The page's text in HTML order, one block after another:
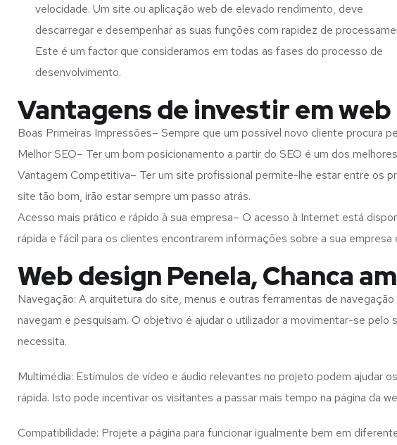
velocidade. Um site ou aplicação web de elevado rendimento, deve
descarregar e desempenhar as suas funções com rapidez de
Este é um factor que consideramos em todas as fases do processo de
desenvolvimento.
Vantagens de investir em web
Boas Primeiras Impressões– Sempre que um possível novo cliente procura
Melhor SEO– Ter um bom posicionamento a partir do SEO é um dos
Vantagem Competitiva– Ter um site profissional permite-lhe estar entre os
site tão bom, irão estar sempre um passo atrás.
Acesso mais prático e rápido à sua empresa– O acesso à Internet está
rápida e fácil para os clientes encontrarem informações sobre a sua
Web design Penela, Chanca
Navegação: A arquitetura do site, menus e outras ferramentas de
navegam e pesquisam. O objetivo é ajudar o utilizador a movimentar-se
necessita.
Multimédia: Estímulos de vídeo e áudio relevantes no projeto podem ajudar
rápida. Isto pode incentivar os visitantes a passar mais tempo na página da
Compatibilidade: Projete a página para funcionar igualmente bem em